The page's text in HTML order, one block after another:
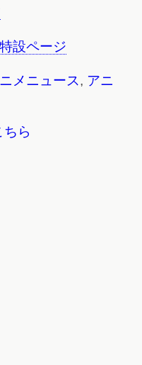
設ページ
メニュース, アニ
ら